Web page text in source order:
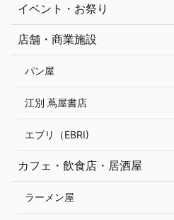
イベント・お祭り
店舗・商業施設
パン屋
江別 蔦屋書店
エブリ（EBRI)
カフェ・飲食店・居酒屋
ラーメン屋